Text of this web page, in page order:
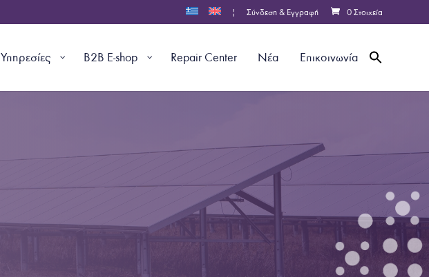
| Σύνδεση & Εγγραφή 0 Στοιχεία
Υπηρεσίες B2B E-shop Repair Center Νέα Επικοινωνία